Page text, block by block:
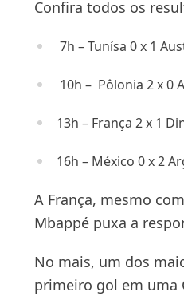
Confira todos os
7h – Tunísa 0 x 1
10h – Pôlonia 2 x 0
13h – França 2 x 1
16h – México 0 x 2
A França, mesmo
Mbappé puxa a
No mais, um dos
primeiro gol em uma